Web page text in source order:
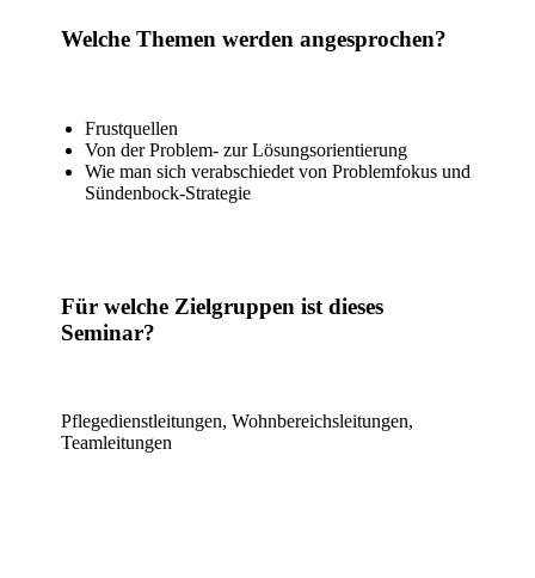
Welche Themen werden angesprochen?
Frustquellen
Von der Problem- zur Lösungsorientierung
Wie man sich verabschiedet von Problemfokus und
Sündenbock-Strategie
Für welche Zielgruppen ist dieses
Seminar?
Pflegedienstleitungen, Wohnbereichsleitungen,
Teamleitungen